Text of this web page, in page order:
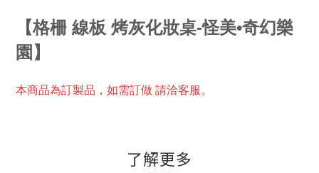
【格柵 線板 烤灰化妝桌-怪美•奇幻樂
園 】
本商品為訂製品， 如需訂做 請洽客服。
了解更多